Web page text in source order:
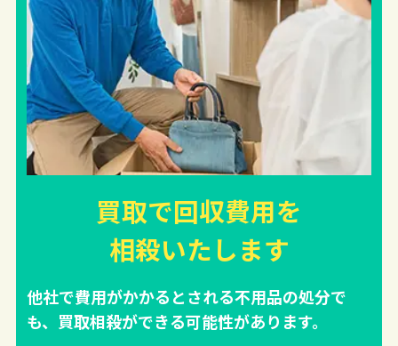
買取で回収費用を
相殺いたします
他社で費用がかかるとされる不用品の処分で
も、買取相殺ができる可能性があります。